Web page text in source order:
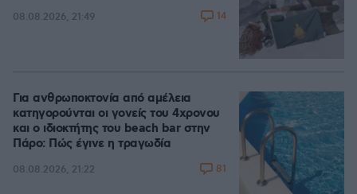
08.08.2026, 21:49 14
Για ανθρωποκτονία από αμέλεια
κατηγορούνται οι γονείς του 4χρονου
και ο ιδιοκτήτης του beach bar στην
Πάρο: Πώς έγινε η τραγωδία
08.08.2026, 21:22 81